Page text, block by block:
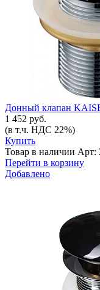
Донный клапан
1 452 руб.
(в т.ч. НДС 22%)
Купить
Товар в наличии Арт:
Перейти в корзину
Добавлено